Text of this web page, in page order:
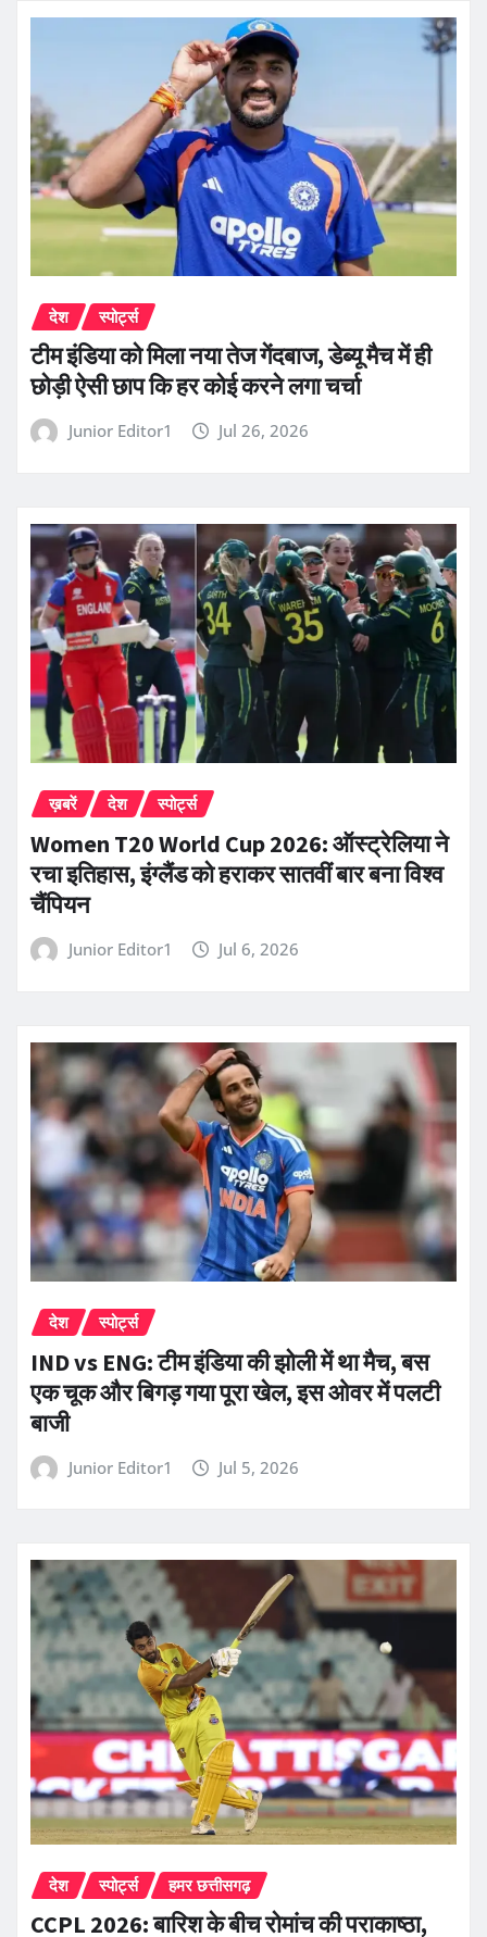
देश स्पोर्ट्स
टीम इंडिया को मिला नया तेज गेंदबाज, डेब्यू मैच में ही
छोड़ी ऐसी छाप कि हर कोई करने लगा चर्चा
Junior Editor1 Jul 26, 2026
ख़बरें देश स्पोर्ट्स
Women T20 World Cup 2026: ऑस्ट्रेलिया ने
रचा इतिहास, इंग्लैंड को हराकर सातवीं बार बना विश्व
चैंपियन
Junior Editor1 Jul 6, 2026
देश स्पोर्ट्स
IND vs ENG: टीम इंडिया की झोली में था मैच, बस
एक चूक और बिगड़ गया पूरा खेल, इस ओवर में पलटी
बाजी
Junior Editor1 Jul 5, 2026
देश स्पोर्ट्स हमर छत्तीसगढ़
CCPL 2026: बारिश के बीच रोमांच की पराकाष्ठा,